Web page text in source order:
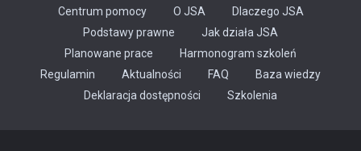
Centrum pomocy O JSA
Dlaczego JSA
Podstawy prawne
Jak działa JSA
Planowane prace
Harmonogram szkoleń
Regulamin
Aktualności FAQ
Baza wiedzy
Deklaracja dostępności
Szkolenia